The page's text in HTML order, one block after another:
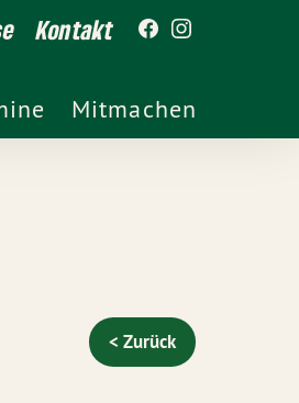
Kontakt
Mitmachen
< Zurück